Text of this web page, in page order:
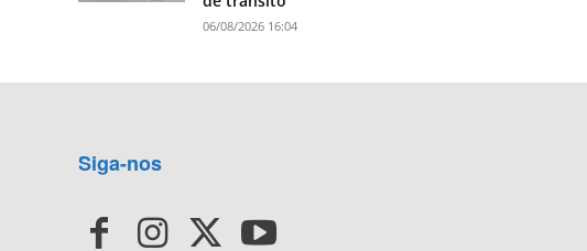
06/08/2026 16:04
Siga-nos